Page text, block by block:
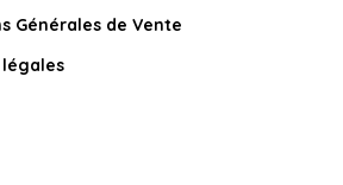
Générales de Vente